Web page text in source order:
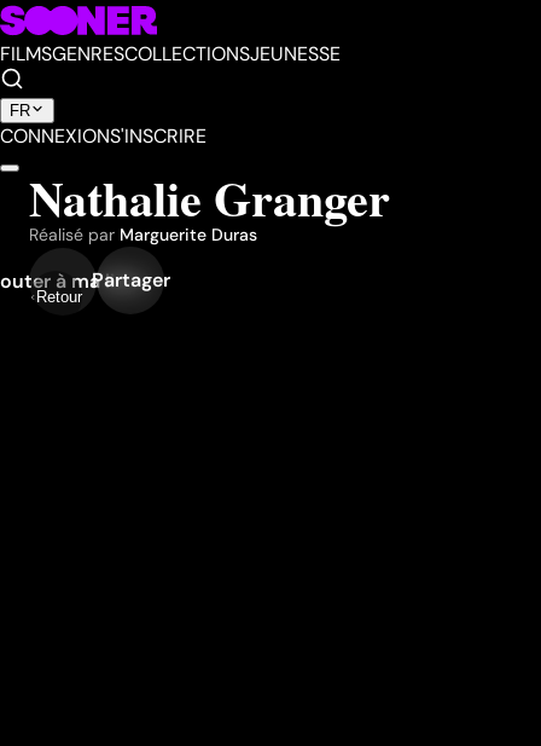
FILMSGENRESCOLLECTIONSJEUNESSE
FR
CONNEXIONS'INSCRIRE
Retour
Nathalie Granger
Réalisé par Marguerite Duras
à ma liste
Partager